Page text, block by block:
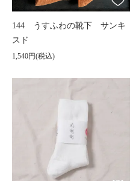
144 うすふわの靴下 サンキ
スド
1,540円(税込)